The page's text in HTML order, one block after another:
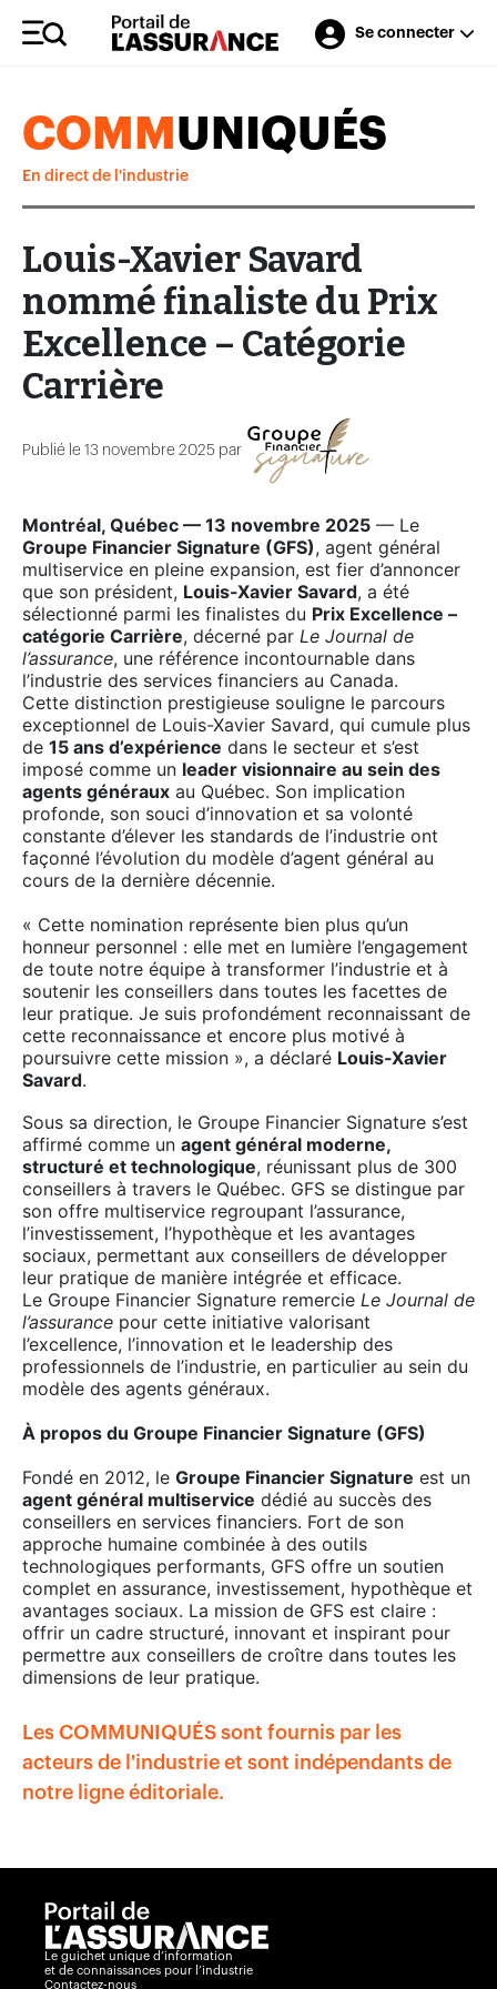
Se connecter
COMM UNIQUÉS
En direct de l'industrie
Louis-Xavier Savard
nommé finaliste du Prix
Excellence – Catégorie
Carrière
Publié le 13 novembre 2025 par
Montréal, Québec — 13 novembre 2025 — Le
Groupe Financier Signature (GFS), agent général
multiservice en pleine expansion, est fier d’annoncer
que son président, Louis-Xavier Savard, a été
sélectionné parmi les finalistes du Prix Excellence –
catégorie Carrière, décerné par Le Journal de
l’assurance, une référence incontournable dans
l’industrie des services financiers au Canada.
Cette distinction prestigieuse souligne le parcours
exceptionnel de Louis-Xavier Savard, qui cumule plus
de 15 ans d’expérience dans le secteur et s’est
imposé comme un leader visionnaire au sein des
agents généraux au Québec. Son implication
profonde, son souci d’innovation et sa volonté
constante d’élever les standards de l’industrie ont
façonné l’évolution du modèle d’agent général au
cours de la dernière décennie.
« Cette nomination représente bien plus qu’un
honneur personnel : elle met en lumière l’engagement
de toute notre équipe à transformer l’industrie et à
soutenir les conseillers dans toutes les facettes de
leur pratique. Je suis profondément reconnaissant de
cette reconnaissance et encore plus motivé à
poursuivre cette mission », a déclaré Louis-Xavier
Savard.
Sous sa direction, le Groupe Financier Signature s’est
affirmé comme un agent général moderne,
structuré et technologique, réunissant plus de 300
conseillers à travers le Québec. GFS se distingue par
son offre multiservice regroupant l’assurance,
l’investissement, l’hypothèque et les avantages
sociaux, permettant aux conseillers de développer
leur pratique de manière intégrée et efficace.
Le Groupe Financier Signature remercie Le Journal de
l’assurance pour cette initiative valorisant
l’excellence, l’innovation et le leadership des
professionnels de l’industrie, en particulier au sein du
modèle des agents généraux.
À propos du Groupe Financier Signature (GFS)
Fondé en 2012, le Groupe Financier Signature est un
agent général multiservice dédié au succès des
conseillers en services financiers. Fort de son
approche humaine combinée à des outils
technologiques performants, GFS offre un soutien
complet en assurance, investissement, hypothèque et
avantages sociaux. La mission de GFS est claire :
offrir un cadre structuré, innovant et inspirant pour
permettre aux conseillers de croître dans toutes les
dimensions de leur pratique.
Les COMMUNIQUÉS sont fournis par les
acteurs de l'industrie et sont indépendants de
notre ligne éditoriale.
Le guichet unique d’information
et de connaissances pour l’industrie
Contactez-nous